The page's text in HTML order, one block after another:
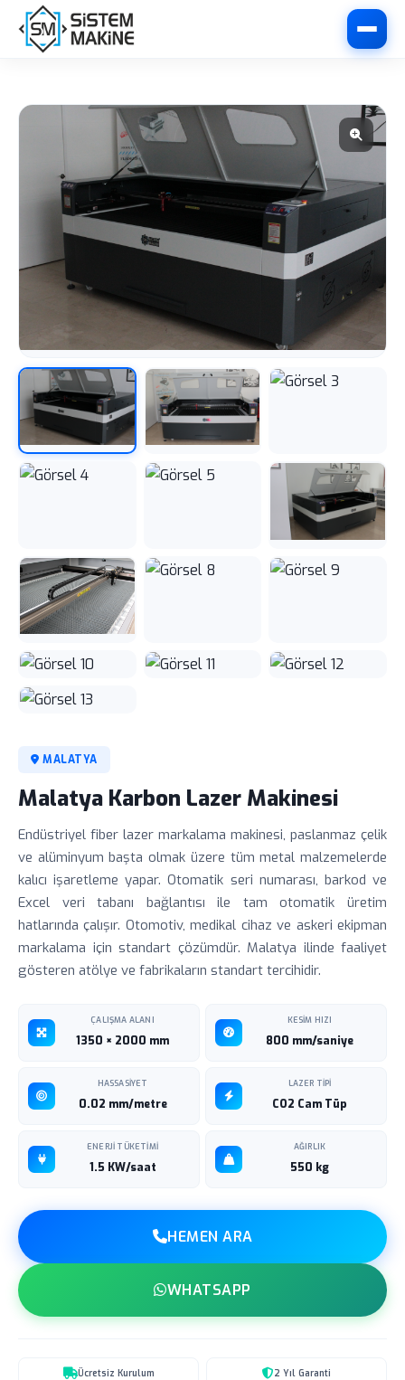
MALATYA
Malatya Karbon Lazer Makinesi
Endüstriyel fiber lazer markalama makinesi, paslanmaz çelik
ve alüminyum başta olmak üzere tüm metal malzemelerde
kalıcı işaretleme yapar. Otomatik seri numarası, barkod ve
Excel veri tabanı bağlantısı ile tam otomatik üretim
hatlarında çalışır. Otomotiv, medikal cihaz ve askeri ekipman
markalama için standart çözümdür. Malatya ilinde faaliyet
gösteren atölye ve fabrikaların standart tercihidir.
ÇALIŞMA ALANI
1350 × 2000 mm
KESIM HIZI
800 mm/saniye
HASSASIYET
0.02 mm/metre
LAZER TIPI
CO2 Cam Tüp
ENERJI TÜKETIMI
1.5 KW/saat
AĞIRLIK
550 kg
HEMEN ARA
WHATSAPP
Ücretsiz Kurulum 2 Yıl Garanti